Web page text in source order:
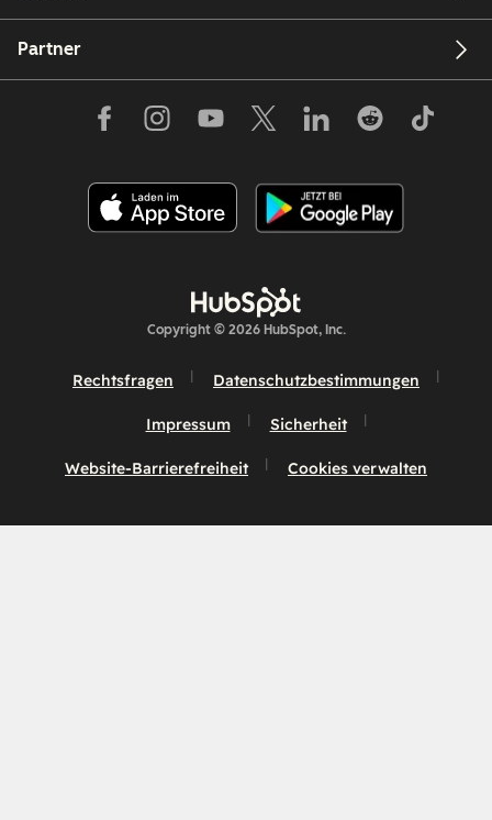
Partner
Copyright © 2026 HubSpot, Inc.
Rechtsfragen Datenschutzbestimmungen
Impressum Sicherheit
Website-Barrierefreiheit Cookies verwalten